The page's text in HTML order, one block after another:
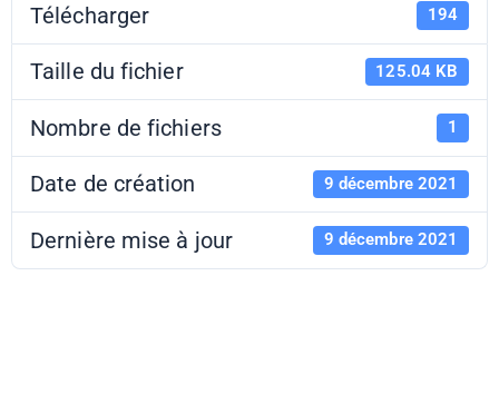
Télécharger 194
Taille du fichier 125.04 KB
Nombre de fichiers 1
Date de création 9 décembre 2021
Dernière mise à jour 9 décembre 2021